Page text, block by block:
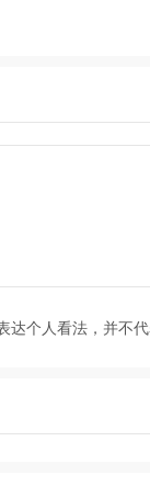
达个人看法，并不